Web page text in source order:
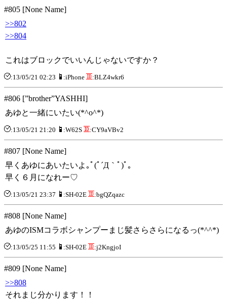
#805 [None Name]
>>802
>>804
これはブロックでいいんじゃないですか？
:13/05/21 02:23 :iPhone :BLZ4wkr6
#806 [”brother”YASHHI]
あゆと一緒にいたい(*^o^*)
:13/05/21 21:20 :W62S :CY9aVBv2
#807 [None Name]
早くあゆにあいたいよ｡ﾟ(ﾟ´Д｀ﾟ)ﾟ｡
早く６月になれー♡
:13/05/21 23:37 :SH-02E :bgQZqazc
#808 [None Name]
あゆのISMコラボシャンプーまじ髪さらさらになるっ(*^^*)
:13/05/25 11:55 :SH-02E :j2KngjoI
#809 [None Name]
>>808
それまじ分かります！！